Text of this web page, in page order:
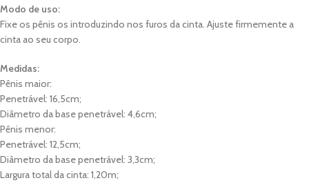
Modo de uso:
Fixe os pênis os introduzindo nos furos da cinta. Ajuste firmemente a
cinta ao seu corpo.
Medidas:
Pênis maior:
Penetrável: 16,5cm;
Diâmetro da base penetrável: 4,6cm;
Pênis menor:
Penetrável: 12,5cm;
Diâmetro da base penetrável: 3,3cm;
Largura total da cinta: 1,20m;